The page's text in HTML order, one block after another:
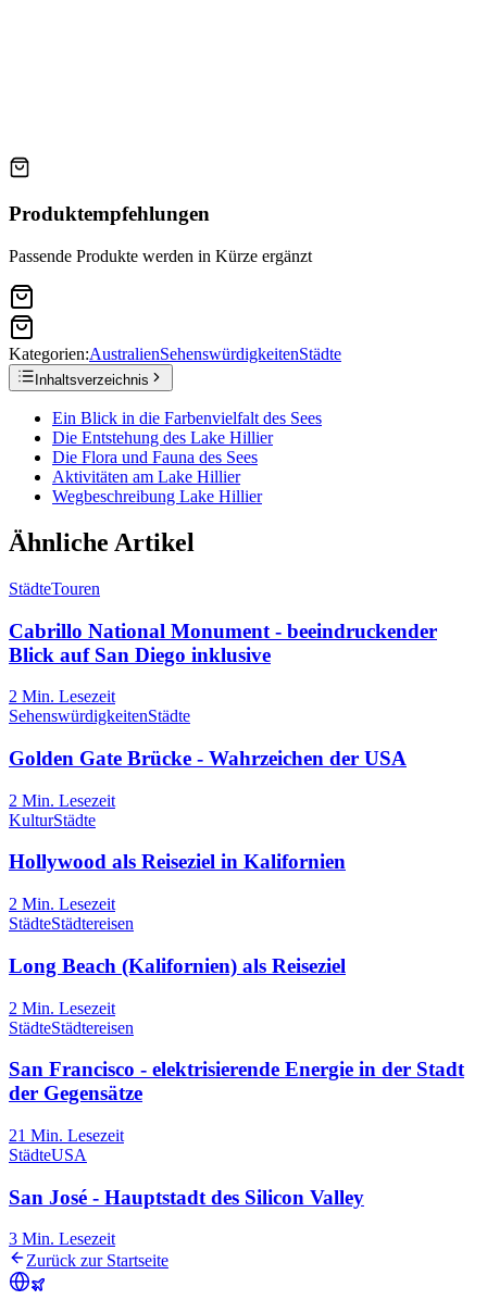
Produktempfehlungen
Passende Produkte werden in Kürze ergänzt
Kategorien:AustralienSehenswürdigkeitenStädte
Inhaltsverzeichnis
Ein Blick in die Farbenvielfalt des Sees
Die Entstehung des Lake Hillier
Die Flora und Fauna des Sees
Aktivitäten am Lake Hillier
Wegbeschreibung Lake Hillier
Ähnliche Artikel
StädteTouren
Cabrillo National Monument - beeindruckender
Blick auf San Diego inklusive
2 Min. Lesezeit
SehenswürdigkeitenStädte
Golden Gate Brücke - Wahrzeichen der USA
2 Min. Lesezeit
KulturStädte
Hollywood als Reiseziel in Kalifornien
2 Min. Lesezeit
StädteStädtereisen
Long Beach (Kalifornien) als Reiseziel
2 Min. Lesezeit
StädteStädtereisen
San Francisco - elektrisierende Energie in der Stadt
der Gegensätze
21 Min. Lesezeit
StädteUSA
San José - Hauptstadt des Silicon Valley
3 Min. Lesezeit
Zurück zur Startseite